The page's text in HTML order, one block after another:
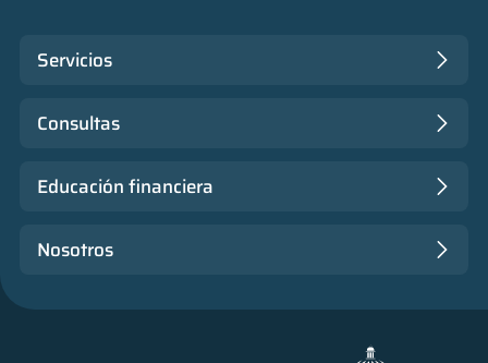
Servicios
Consultas
Educación financiera
Nosotros